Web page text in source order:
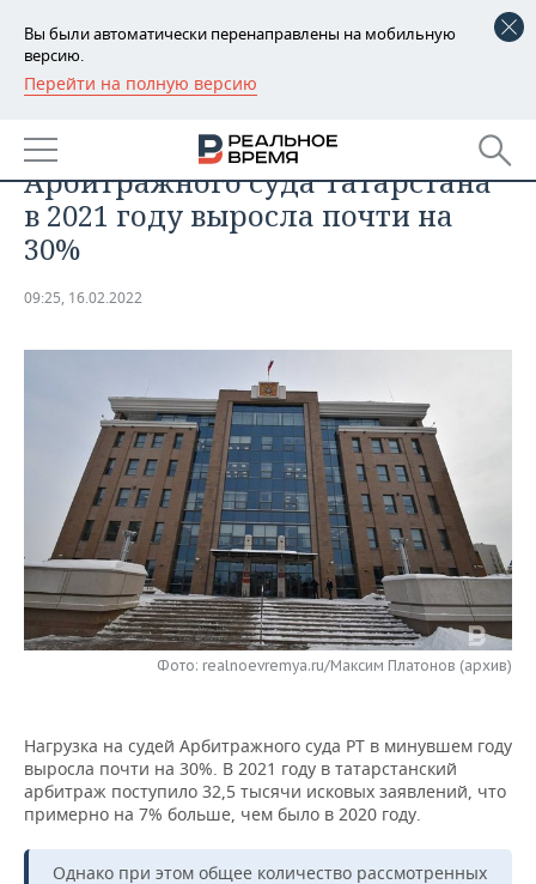
Вы были автоматически перенаправлены на мобильную
версию.
Перейти на полную версию
РЕГИОНЫ
БАШКОРТОСТАН
ТАТАРСТАН
УДМУРТИЯ
НОВОСТИ
АНАЛИТИКА
НОВОСТИ АНАЛИТИКИ
ДЕКЛАРАЦИИ О ДОХОДАХ
КОРОЛИ ГОСЗАКАЗА ПФО
ВУЗЫ ТАТАРСТАНА
КОМУ ПРИНАДЛЕЖАТ
ТОРГОВЫЕ ЦЕНТРЫ
ТАТАРСТАНА
ЭКОНОМИКА
НОВОСТИ ЭКОНОМИКИ
БЮДЖЕТ
ИНВЕСТИЦИИ
ПРОМЫШЛЕННОСТЬ
АГРОПРОМ
МАШИНОСТРОЕНИЕ
НЕФТЕХИМИЯ
НЕФТЬ
ОПК
НОВОСТИ НЕДВИЖИМОСТИ
НОВОСТИ АВТО
БИЗНЕС
НОВОСТИ БИЗНЕСА
РОЗНИЧНАЯ ТОРГОВЛЯ
ТРАНСПОРТ
ТЕХНОЛОГИИ
НОВОСТИ ТЕХНОЛОГИЙ
IT
ТЕЛЕКОММУНИКАЦИИ
МЕРОПРИЯТИЯ
НОВОСТИ МЕРОПРИЯТИЙ
БИЗНЕС-БРАНЧИ
ONLINE-КОНФЕРЕНЦИИ
ОТКРЫТАЯ ЛЕКЦИЯ
СПОРТ
ФУТБОЛ
ХОККЕЙ
БАСКЕТБОЛ
НОВОСТИ ОБЩЕСТВА
ВЛАСТЬ
ИНФРАСТРУКТУРА
ФОТОГАЛЕРЕЯ
СЮЖЕТЫ
СПРАВОЧНИК
Нагрузка на судей
Арбитражного суда Татарстана
в 2021 году выросла почти на
30%
09:25, 16.02.2022
Фото: realnoevremya.ru/Максим Платонов (архив)
Нагрузка на судей Арбитражного суда РТ в минувшем году
выро­сла почти на 30%. В 2021 году в татарст­анский
арбитраж по­ступило 32,5 тысячи исковых заявлений, что
при­мерно на 7% больше, чем было в 2020 го­ду.
Однако при этом общее количество ра­ссмотренных